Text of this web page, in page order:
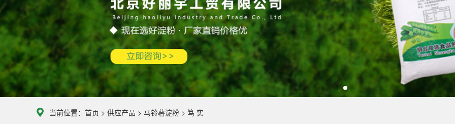
当前位置： 首页 > 供应产品 > 马铃薯淀粉 > 笃 实